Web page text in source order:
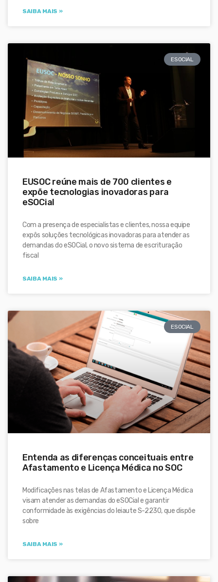
SAIBA MAIS »
ESOCIAL
EUSOC reúne mais de 700 clientes e
expõe tecnologias inovadoras para
eSOCial
Com a presença de especialistas e clientes, nossa equipe
expôs soluções tecnológicas inovadoras para atender as
demandas do eSOCial, o novo sistema de escrituração
fiscal
SAIBA MAIS »
ESOCIAL
Entenda as diferenças conceituais entre
Afastamento e Licença Médica no SOC
Modificações nas telas de Afastamento e Licença Médica
visam atender as demandas do eSOCial e garantir
conformidade às exigências do leiaute S-2230, que dispõe
sobre
SAIBA MAIS »